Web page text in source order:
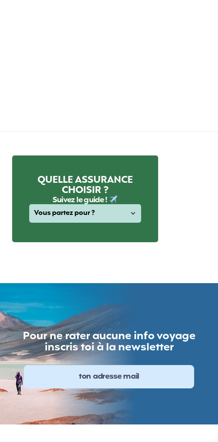
QUELLE ASSURANCE
CHOISIR ?
Suivez le guide !
Pour ne rater aucune info voyage
inscris toi à la newsletter